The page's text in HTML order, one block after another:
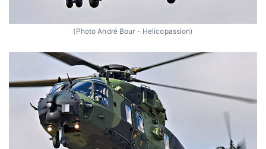
(Photo André Bour - Helicopassion)